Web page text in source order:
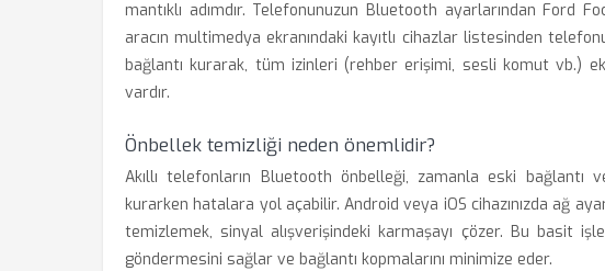
mantıklı adımdır. Telefonunuzun Bluetooth ayarlarından Ford
aracın multimedya ekranındaki kayıtlı cihazlar listesinden
bağlantı kurarak, tüm izinleri (rehber erişimi, sesli komut vb.)
vardır.
Önbellek temizliği neden önemlidir?
Akıllı telefonların Bluetooth önbelleği, zamanla eski
kurarken hatalara yol açabilir. Android veya iOS cihazınızda ağ
temizlemek, sinyal alışverişindeki karmaşayı çözer. Bu basit
göndermesini sağlar ve bağlantı kopmalarını minimize eder.